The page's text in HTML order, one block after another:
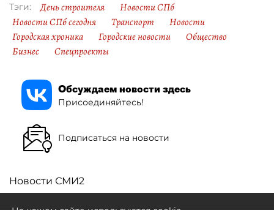
Тэги: День строителя
Новости СПб
Новости СПб сегодня
Транспорт
Новости
Городская хроника
Городские новости
Общество
Бизнес
Спецпроекты
Обсуждаем новости здесь
Присоединяйтесь!
Подписаться на новости
Новости СМИ2